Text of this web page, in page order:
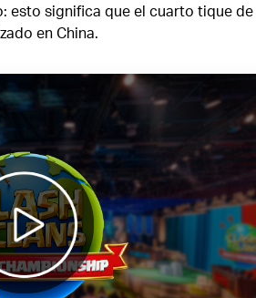
esto significa que el cuarto tique
en China.